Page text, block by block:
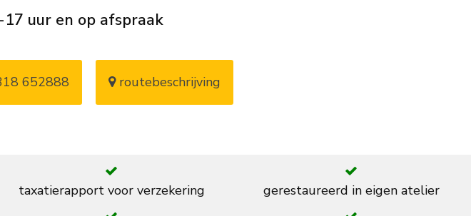
uur en op afspraak
652888 routebeschrijving
taxatierapport voor verzekering gerestaureerd in eigen atelier